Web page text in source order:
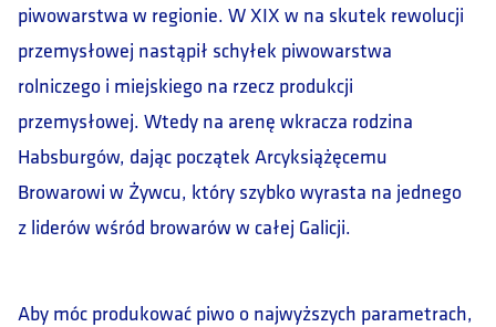
piwowarstwa w regionie. W XIX w na skutek rewolucji
przemysłowej nastąpił schyłek piwowarstwa
rolniczego i miejskiego na rzecz produkcji
przemysłowej. Wtedy na arenę wkracza rodzina
Habsburgów, dając początek Arcyksiążęcemu
Browarowi w Żywcu, który szybko wyrasta na jednego
z liderów wśród browarów w całej Galicji.
Aby móc produkować piwo o najwyższych parametrach,